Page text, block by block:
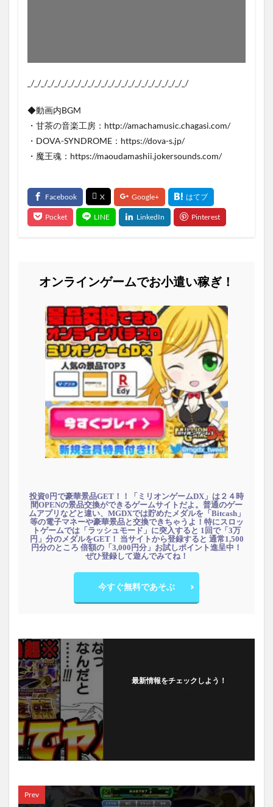
_/_/_/_/_/_/_/_/_/_/_/_/_/_/_/_/_/_/_/_/_/_/_/_/
◆動画内BGM
・甘茶の音楽工房：http://amachamusic.chagasi.com/
・DOVA-SYNDROME：https://dova-s.jp/
・魔王魂：https://maoudamashii.jokersounds.com/
オンラインゲームでお小遣い稼ぎ！
投資0円で豪華景品GET！！「ミリオンゲームDX」は２４時
間OPENの景品交換ができるゲームサイトだよ。普通のゲー
ムアプリなどと違い、MGDXでは貯めたメダルを「Bitcash」
等の電子マネーや豪華景品と交換できちゃうよ！特にスロッ
トゲームでは「ラッシュモード」に突入すると 1回で「3万
円」分のメダルをGET！ 当サイトから登録すると 通常1,500
円分のところ 倍額の「3,000円分」お試しポイント進呈中！
ぜひ登録して遊んでみてね！
今すぐ無料であそぶ
最新情報をチェックしよう！
Prev